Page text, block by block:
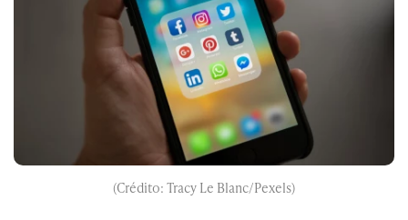
(Crédito: Tracy Le Blanc/Pexels)